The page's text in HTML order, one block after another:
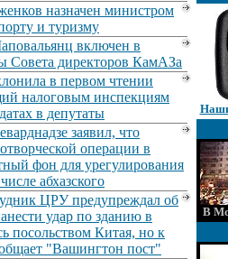
назначен министром
и туризму
включен в
Совета директоров КамАЗа
в первом чтении
налоговым инспекциям
в депутаты
заявил, что
операции в
фон для урегулирования
абхазского
ЦРУ предупреждал об
удар по зданию в
посольством Китая, но к
"Вашингтон пост"
В